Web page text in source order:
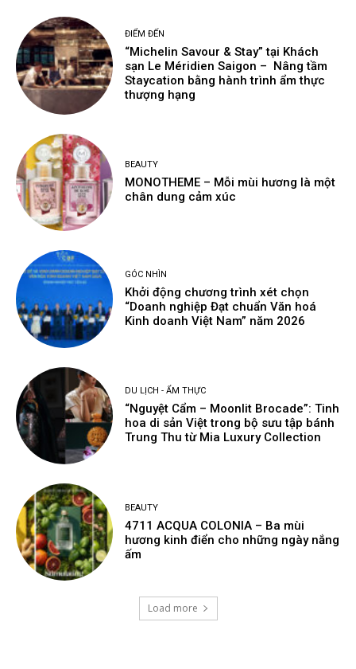
ĐIỂM ĐẾN
“Michelin Savour & Stay” tại Khách
sạn Le Méridien Saigon – Nâng tầm
Staycation bằng hành trình ẩm thực
thượng hạng
BEAUTY
MONOTHEME – Mỗi mùi hương là một
chân dung cảm xúc
GÓC NHÌN
Khởi động chương trình xét chọn
“Doanh nghiệp Đạt chuẩn Văn hoá
Kinh doanh Việt Nam” năm 2026
DU LỊCH - ẨM THỰC
“Nguyệt Cẩm – Moonlit Brocade”: Tinh
hoa di sản Việt trong bộ sưu tập bánh
Trung Thu từ Mia Luxury Collection
BEAUTY
4711 ACQUA COLONIA – Ba mùi
hương kinh điển cho những ngày nắng
ấm
Load more